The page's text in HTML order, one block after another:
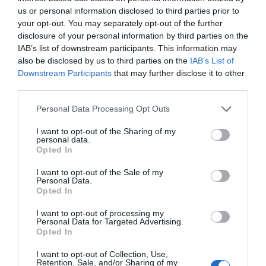
us or personal information disclosed to third parties prior to
your opt-out. You may separately opt-out of the further
disclosure of your personal information by third parties on the
IAB’s list of downstream participants. This information may
also be disclosed by us to third parties on the IAB’s List of
Downstream Participants that may further disclose it to other
Personal Data Processing Opt Outs
I want to opt-out of the Sharing of my
personal data.
Opted In
I want to opt-out of the Sale of my
Personal Data.
Opted In
I want to opt-out of processing my
Personal Data for Targeted Advertising.
Opted In
I want to opt-out of Collection, Use,
Retention, Sale, and/or Sharing of my
control intern i extern a una companyia que vol
esdevenir exitosa.
Un assaig DIY
La bondat del caràcter acadèmic i pedagògic de
la publicació és que supera en claredat a altres
per Amat i Campa és una aproximació general
que combina tant els temes tractats als apartats
individuals com les tasques del controlador que
descriuen, l'especificitat tant teòrica com
com aplicable a l'activitat de negoci. La inclusió de
preguntes d'autoavaluació al final de cadascun
dels capítols afegeix utilitat a la proposta, amb